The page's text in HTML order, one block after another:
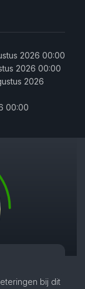
bij dit
2026 00:00
2026 00:00
2026
00:00